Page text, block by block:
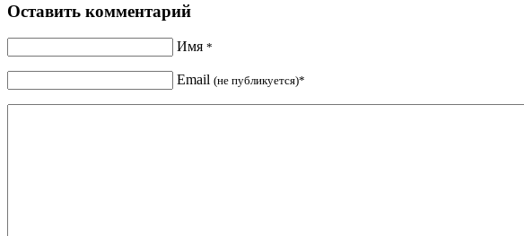
Оставить комментарий
Имя *
Email (не публикуется)*